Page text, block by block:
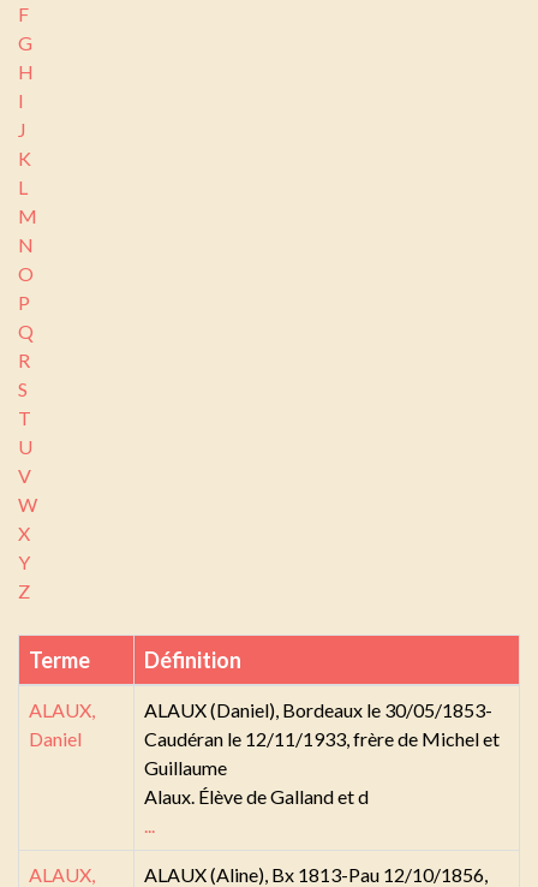
F
G
H
I
J
K
L
M
N
O
P
Q
R
S
T
U
V
W
X
Y
Z
Terme Définition
ALAUX,
Daniel
ALAUX (Daniel), Bordeaux le 30/05/1853-
Caudéran le 12/11/1933, frère de Michel et
Guillaume
Alaux. Élève de Galland et d
ALAUX,
ALAUX (Aline), Bx 1813-Pau 12/10/1856,